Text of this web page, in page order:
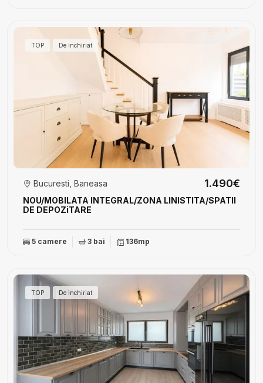
TOP De inchiriat
NOU/MOBILATA INTEGRAL/ZONA LINISTITA/SPATII
DE DEPOZiTARE
Bucuresti, Baneasa 1.490€
5 camere 3 bai 136mp
TOP De inchiriat